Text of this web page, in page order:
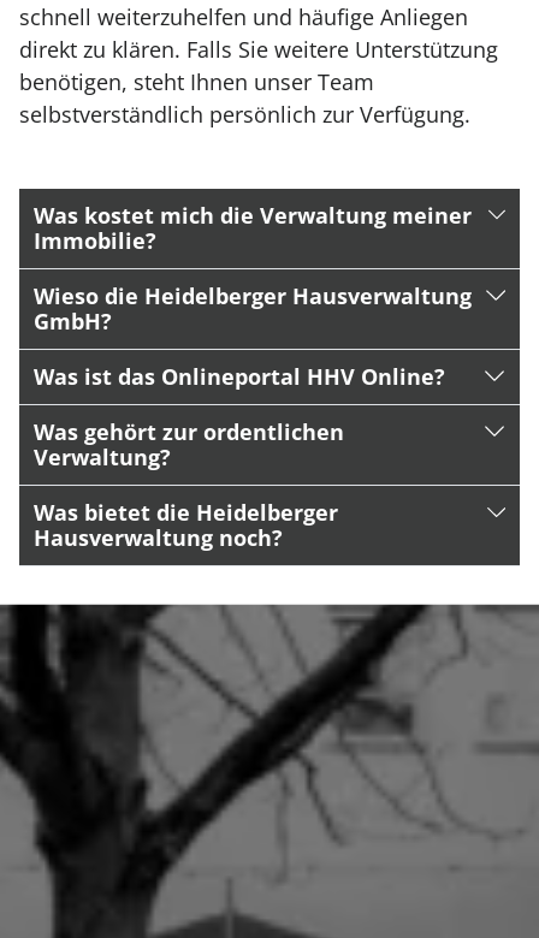
schnell weiterzuhelfen und häufige Anliegen
direkt zu klären. Falls Sie weitere Unterstützung
benötigen, steht Ihnen unser Team
selbstverständlich persönlich zur Verfügung.
Was kostet mich die Verwaltung meiner
Immobilie?
Wieso die Heidelberger Hausverwaltung
GmbH?
Was ist das Onlineportal HHV Online?
Was gehört zur ordentlichen
Verwaltung?
Was bietet die Heidelberger
Hausverwaltung noch?